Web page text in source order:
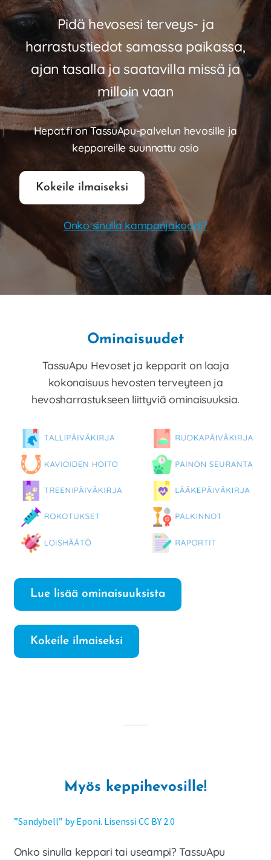
Meistä
tason
valikko
Kauppa
tason
valikko
Pidä hevosesi terveys- ja
harrastustiedot samassa paikassa,
ajan tasalla ja saatavilla missä ja
milloin vaan
Hepat.fi on TassuApu-palvelun hevosille ja
keppareille suunnattu osio
Kokeile ilmaiseksi
Onko sinulla kampanjakoodi?
Ominaisuudet
TassuApu Hevoset ja kepparit on laaja
kokonaisuus hevosten terveyteen ja
hevosharrastukseen liittyviä ominaisuuksia.
Lue lisää ominaisuuksista
Kokeile ilmaiseksi
Myös keppihevosille!
”Sandybell” by Eponi. Lisenssi CC BY 2.0
Onko sinulla keppari tai useampi? TassuApu